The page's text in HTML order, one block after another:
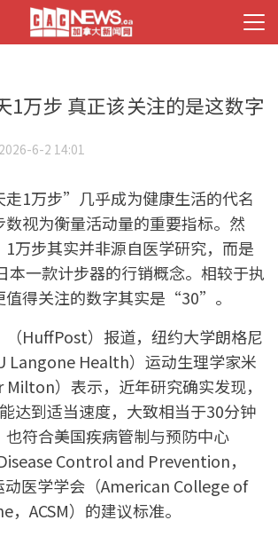
1万步 真正该关注的是这数字
2026-6-2 14:01
1万步”几乎成为健康生活的代名
视为衡量活动量的重要指标。然
1万步其实并非源自医学研究，而是
本一款计步器的行销概念。相较于执
值得关注的数字其实是“30”。
（HuffPost）报道，纽约大学朗格尼
Langone Health）运动生理学家米
）表示，近年研究确实发现，
达到适当速度，大致相当于30分钟
也符合美国疾病管制与预防中心
Control and Prevention，
动医学学会（American College of
ACSM）的建议标准。